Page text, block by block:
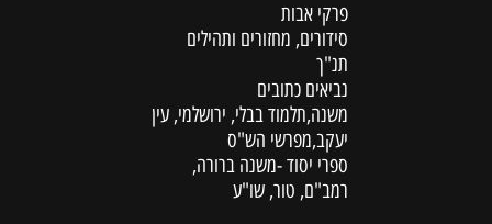
פרקי אבות
סידורים, מחזורים ותהילים
תנ"ך
נביאים כתובים
משנה,תלמוד בבלי, ירושלמי, עין
יעקב,מפרשי הש"ס
ספרי יסוד -משנה ברורה,
רמב"ם, טור, שו"ע